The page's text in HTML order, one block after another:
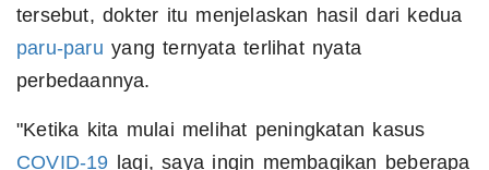
tersebut, dokter itu menjelaskan hasil dari kedua
paru-paru yang ternyata terlihat nyata
perbedaannya.
"Ketika kita mulai melihat peningkatan kasus
COVID-19 lagi, saya ingin membagikan beberapa